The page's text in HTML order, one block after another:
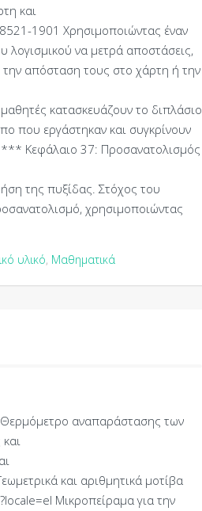
και
1901 Χρησιμοποιώντας έναν
λογισμικού να μετρά αποστάσεις,
απόσταση τους στο χάρτη ή την
κατασκευάζουν το διπλάσιο
που εργάστηκαν και συγκρίνουν
*** Κεφάλαιο 37: Προσανατολισμός
της πυξίδας. Στόχος του
χρησιμοποιώντας
υλικό, Μαθηματικά
Θερμόμετρο αναπαράστασης των
και αριθμητικά μοτίβα
Μικροπείραμα για την